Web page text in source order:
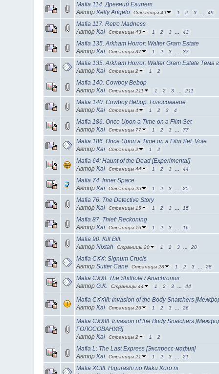
Mafia 114. Древний Египет
Автор Kelly Angelo Страницы 49 1 2 3 49
Mafia 117. Retro Madness
Автор Kai Страницы 43 1 2 3 43
Mafia 135. Arkham Horror: Walter Gram Estate
Автор Kai Страницы 37 1 2 3 37
Mafia 135. Arkham Horror: Walter Gram Estate Тема
Автор Kai Страницы 2 1 2
Mafia 140. Cowboy Bebop
Автор Kai Страницы 211 1 2 3 211
Mafia 140. Cowboy Bebop. Голосование
Автор Kai Страницы 4 1 2 3 4
Mafia 186. Once Upon a Time on a Film Set
Автор Kai Страницы 77 1 2 3 77
Mafia 186. Once Upon a Time on a Film Set: Vote
Автор Kai Страницы 2 1 2
Mafia 64: Haunt of the Dead [Experimental]
Автор Kai Страницы 44 1 2 3 44
Mafia 74. Inner Space
Автор Kai Страницы 25 1 2 3 25
Mafia 76. The Detective Story
Автор Kai Страницы 15 1 2 3 15
Mafia 87. Thief: Reckoning
Автор Kai Страницы 16 1 2 3 16
Mafia 90. Kill Bill.
Автор Nixtah Страницы 20 1 2 3 20
Mafia CXX: Signum Crucis
Автор Sutter Cane Страницы 28 1 2 3 28
Mafia CXXI: The Shithole / Anachronoir
Автор G.K. Страницы 44 1 2 3 44
Mafia CXXIII: Invasion of the Body Snatchers
Автор Kai Страницы 26 1 2 3 26
Mafia CXXIII: Invasion of the Body Snatchers
ГОЛОСОВАНИЯ]
Автор Kai Страницы 2 1 2
Mafia L: The Last Express [Экспресс-мафия]
Автор Kai Страницы 21 1 2 3 21
Mafia XCIII. Higurashi no Naku Koro ni